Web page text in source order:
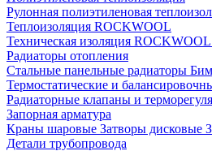
Рулонная полиэтиленовая
Теплоизоляция ROCKWOOL
Техническая изоляция ROCKWOOL
Радиаторы отопления
Стальные панельные радиаторы
Термостатические и
Радиаторные клапаны и
Запорная арматура
Краны шаровые Затворы дисковые
Детали трубопровода